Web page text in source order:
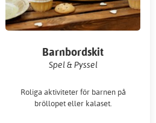
Barnbordskit
Spel & Pyssel
Roliga aktiviteter för barnen på
bröllopet eller kalaset.